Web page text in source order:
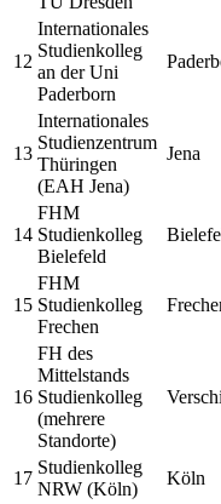
12
Internationales
Studienkolleg
an der Uni
Paderborn
13
Internationales
Studienzentrum
Thüringen
(EAH Jena)
Jena
14
FHM
Studienkolleg
Bielefeld
15
FHM
Studienkolleg
Frechen
16
FH des
Mittelstands
Studienkolleg
(mehrere
Standorte)
17
Studienkolleg
NRW (Köln)
Köln